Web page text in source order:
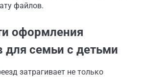
файлов.
оформления
для семьи с детьми
затрагивает не только